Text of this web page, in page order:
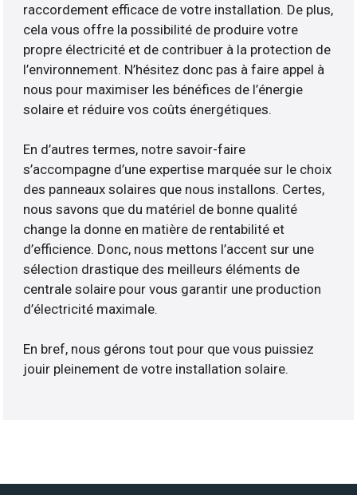
raccordement efficace de votre installation. De plus,
cela vous offre la possibilité de produire votre
propre électricité et de contribuer à la protection de
l’environnement. N’hésitez donc pas à faire appel à
nous pour maximiser les bénéfices de l’énergie
solaire et réduire vos coûts énergétiques.
En d’autres termes, notre savoir-faire
s’accompagne d’une expertise marquée sur le choix
des panneaux solaires que nous installons. Certes,
nous savons que du matériel de bonne qualité
change la donne en matière de rentabilité et
d’efficience. Donc, nous mettons l’accent sur une
sélection drastique des meilleurs éléments de
centrale solaire pour vous garantir une production
d’électricité maximale.
En bref, nous gérons tout pour que vous puissiez
jouir pleinement de votre installation solaire.